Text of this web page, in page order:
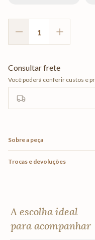
Sobre a peça
Trocas e devoluções
A escolha ideal
para acompanhar